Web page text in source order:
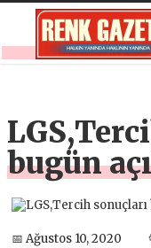
bugün
📅 Ağustos 10, 2020